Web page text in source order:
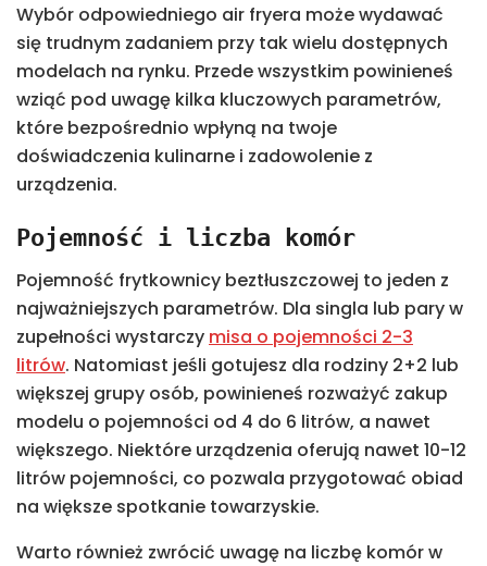
Wybór odpowiedniego air fryera może wydawać
się trudnym zadaniem przy tak wielu dostępnych
modelach na rynku. Przede wszystkim powinieneś
wziąć pod uwagę kilka kluczowych parametrów,
które bezpośrednio wpłyną na twoje
doświadczenia kulinarne i zadowolenie z
urządzenia.
Pojemność i liczba komór
Pojemność frytkownicy beztłuszczowej to jeden z
najważniejszych parametrów. Dla singla lub pary w
zupełności wystarczy misa o pojemności 2-3
litrów. Natomiast jeśli gotujesz dla rodziny 2+2 lub
większej grupy osób, powinieneś rozważyć zakup
modelu o pojemności od 4 do 6 litrów, a nawet
większego. Niektóre urządzenia oferują nawet 10-12
litrów pojemności, co pozwala przygotować obiad
na większe spotkanie towarzyskie.
Warto również zwrócić uwagę na liczbę komór w